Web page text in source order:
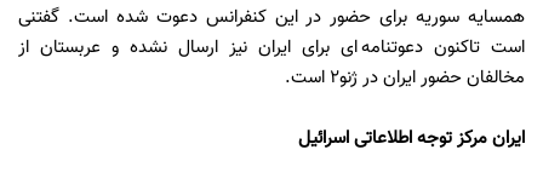
همسایه سوریه برای حضور در این کنفرانس دعوت شده است. گفتنی
است تاکنون دعوتنامه ای برای ایران نیز ارسال نشده و عربستان از
مخالفان حضور ایران در ژنو2 است.
ایران مرکز توجه اطلاعاتی اسرائیل